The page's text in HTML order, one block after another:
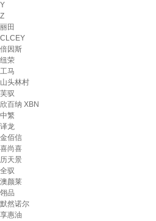
Y
Z
丽田
CLCEY
倍因斯
纽荣
工马
山头林村
芙驭
欣百纳 XBN
中繁
译龙
金佰信
喜尚喜
历天景
全驭
澳颜莱
翎品
默然诺尔
享惠油